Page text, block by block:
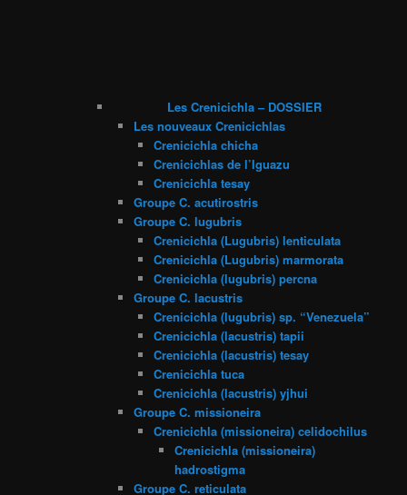
Les Crenicichla – DOSSIER
Les nouveaux Crenicichlas
Crenicichla chicha
Crenicichlas de l’Iguazu
Crenicichla tesay
Groupe C. acutirostris
Groupe C. lugubris
Crenicichla (Lugubris) lenticulata
Crenicichla (Lugubris) marmorata
Crenicichla (lugubris) percna
Groupe C. lacustris
Crenicichla (lugubris) sp. “Venezuela”
Crenicichla (lacustris) tapii
Crenicichla (lacustris) tesay
Crenicichla tuca
Crenicichla (lacustris) yjhui
Groupe C. missioneira
Crenicichla (missioneira) celidochilus
Crenicichla (missioneira)
hadrostigma
Groupe C. reticulata